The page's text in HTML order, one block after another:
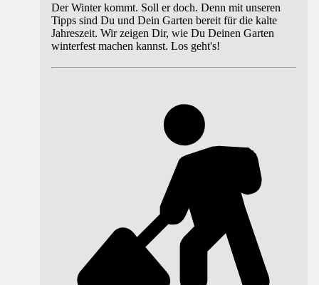
Der Winter kommt. Soll er doch. Denn mit unseren
Tipps sind Du und Dein Garten bereit für die kalte
Jahreszeit. Wir zeigen Dir, wie Du Deinen Garten
winterfest machen kannst. Los geht's!